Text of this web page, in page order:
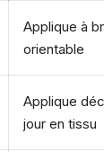
Applique à
orientable
Applique
jour en tissu